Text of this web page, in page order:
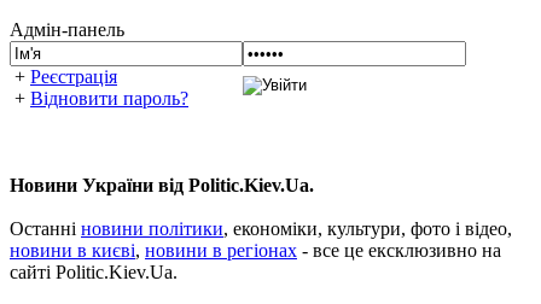
Адмін-панель
+ Реєстрація
+ Відновити пароль?
Новини України від Politic.Kiev.Ua.
Останні новини політики, економіки, культури, фото і відео,
новини в києві, новини в регіонах - все це ексклюзивно на
сайті Politic.Kiev.Ua.